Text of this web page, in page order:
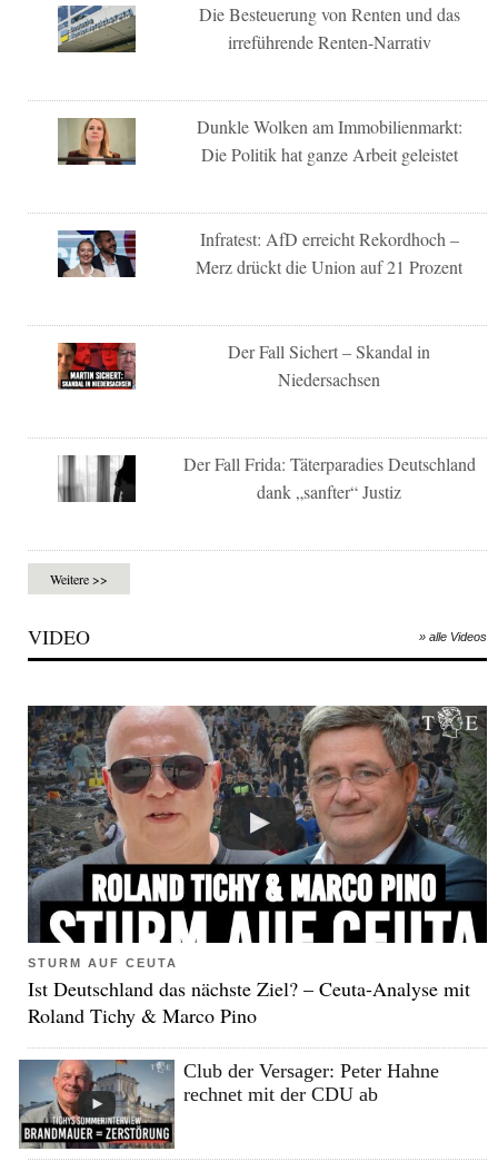
Die Besteuerung von Renten und das
irreführende Renten-Narrativ
Dunkle Wolken am Immobilienmarkt:
Die Politik hat ganze Arbeit geleistet
Infratest: AfD erreicht Rekordhoch –
Merz drückt die Union auf 21 Prozent
Der Fall Sichert – Skandal in
Niedersachsen
Der Fall Frida: Täterparadies Deutschland
dank „sanfter“ Justiz
Weitere >>
VIDEO » alle Videos
STURM AUF CEUTA
Ist Deutschland das nächste Ziel? – Ceuta-Analyse mit
Roland Tichy & Marco Pino
Club der Versager: Peter Hahne
rechnet mit der CDU ab